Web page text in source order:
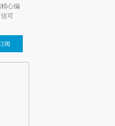
心编
可
阅